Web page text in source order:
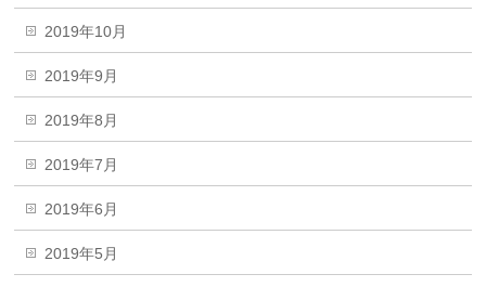
2019年10月
2019年9月
2019年8月
2019年7月
2019年6月
2019年5月